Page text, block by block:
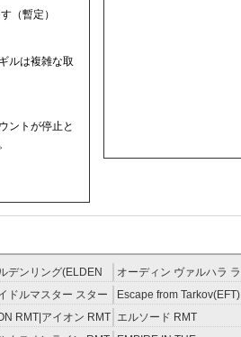
（暫定）
ルは複雑な取
ントが停止と
デンリング(ELDEN
RMT
オーディン ヴァルハラ ラ
イジング RMT
ドルマスター スター
トステージ RMT
Escape from Tarkov(EFT)
RMT
RMT|アイオン RMT エルソード RMT